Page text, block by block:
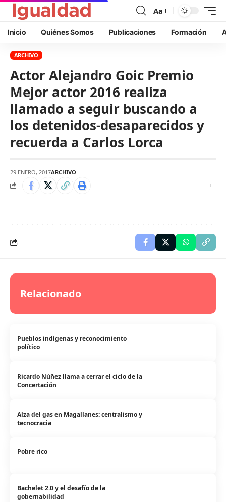
Aa
Inicio Quiénes Somos Publicaciones Formación
ARCHIVO
Actor Alejandro Goic Premio
Mejor actor 2016 realiza
llamado a seguir buscando a
los detenidos-desaparecidos y
recuerda a Carlos Lorca
29 ENERO, 2017ARCHIVO
Relacionado
Pueblos indígenas y reconocimiento
político
Ricardo Núñez llama a cerrar el ciclo de la
Concertación
Alza del gas en Magallanes: centralismo y
tecnocracia
Pobre rico
Bachelet 2.0 y el desafío de la
gobernabilidad